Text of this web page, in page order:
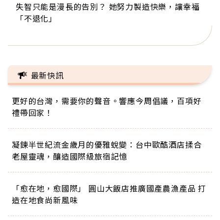
失智只能是漫長的告別？ 她努力製造快樂，讓幸福
「不退化」
來自剛果的巧克力神父 為台灣奉獻36年 「台灣是我
的家，我連作夢都講台語！」
63歲卸矽谷副總、搬回台灣找快樂！「蛋黃哥小
丑」走進安養院，逗樂上萬爺奶：退休後才開始真
104歲打破金氏世界紀錄 成為全球最年長羽球選
手，分享長壽的秘密原來是「這個」
事業巔峰他選擇追夢…黑手阿伯拉小提琴還登上小
巨蛋！連CNN都大讚！
最新快訊
更好的台灣，需要你的聲音。響應今周倡議，百項好
禮帶回家！
凝鍊半世紀流金歲月的優雅蛻變：台中歐酷酒店揉合
老屋靈魂，釀造國際級旅宿記憶
「愈在地，愈國際」 圓山大飯店推廣國產農漁產品 打
造在地食尚新風味